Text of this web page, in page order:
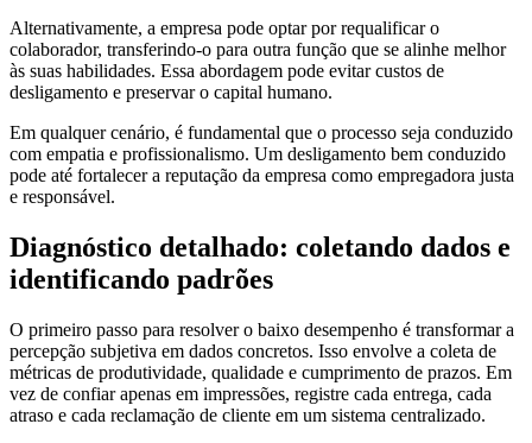
Alternativamente, a empresa pode optar por requalificar o
colaborador, transferindo-o para outra função que se alinhe melhor
às suas habilidades. Essa abordagem pode evitar custos de
desligamento e preservar o capital humano.
Em qualquer cenário, é fundamental que o processo seja conduzido
com empatia e profissionalismo. Um desligamento bem conduzido
pode até fortalecer a reputação da empresa como empregadora justa
e responsável.
Diagnóstico detalhado: coletando dados e
identificando padrões
O primeiro passo para resolver o baixo desempenho é transformar a
percepção subjetiva em dados concretos. Isso envolve a coleta de
métricas de produtividade, qualidade e cumprimento de prazos. Em
vez de confiar apenas em impressões, registre cada entrega, cada
atraso e cada reclamação de cliente em um sistema centralizado.